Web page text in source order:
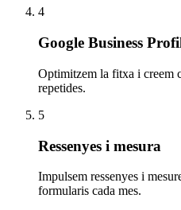
4
Google Business
Optimitzem la fitxa i creem
repetides.
5
Ressenyes i mesura
Impulsem ressenyes i
formularis cada mes.